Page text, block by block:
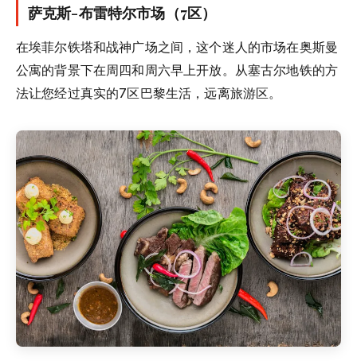
萨克斯-布雷特尔市场（7区）
在埃菲尔铁塔和战神广场之间，这个迷人的市场在奥斯曼
公寓的背景下在周四和周六早上开放。从塞古尔地铁的方
法让您经过真实的7区巴黎生活，远离旅游区。